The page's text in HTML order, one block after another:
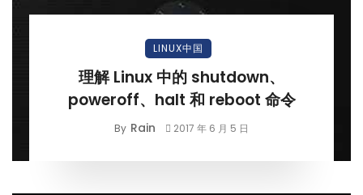
LINUX中国
理解 Linux 中的 shutdown、
poweroff、halt 和 reboot 命令
By Rain 2017 年 6 月 5 日